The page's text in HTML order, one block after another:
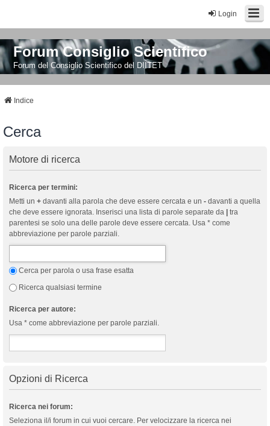
Login
Forum Consiglio Scientifico
Forum del Consiglio Scientifico del DIITET
Indice
Cerca
Motore di ricerca
Ricerca per termini:
Metti un + davanti alla parola che deve essere cercata e un - davanti a quella
che deve essere ignorata. Inserisci una lista di parole separate da
tra
parentesi se solo una delle parole deve essere cercata. Usa * come
abbreviazione per parole parziali.
Cerca per parola o usa frase esatta
Ricerca qualsiasi termine
Ricerca per autore:
Usa * come abbreviazione per parole parziali.
Opzioni di Ricerca
Ricerca nei forum:
Seleziona il/i forum in cui vuoi cercare. Per velocizzare la ricerca nei